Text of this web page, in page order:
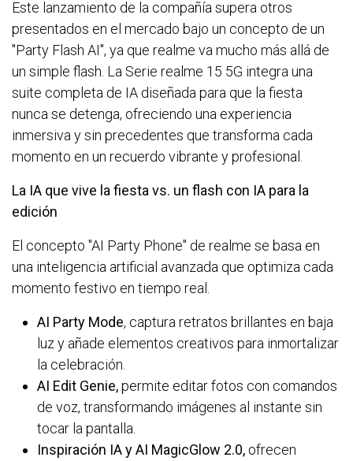
Este lanzamiento de la compañía supera otros
presentados en el mercado bajo un concepto de un
"Party Flash AI", ya que realme va mucho más allá de
un simple flash. La Serie realme 15 5G integra una
suite completa de IA diseñada para que la fiesta
nunca se detenga, ofreciendo una experiencia
inmersiva y sin precedentes que transforma cada
momento en un recuerdo vibrante y profesional.
La IA que vive la fiesta vs. un flash con IA para la
edición
El concepto "AI Party Phone" de realme se basa en
una inteligencia artificial avanzada que optimiza cada
momento festivo en tiempo real.
AI Party Mode, captura retratos brillantes en baja
luz y añade elementos creativos para inmortalizar
la celebración.
AI Edit Genie,permite editar fotos con comandos
de voz, transformando imágenes al instante sin
tocar la pantalla.
Inspiración IA y AI MagicGlow 2.0, ofrecen